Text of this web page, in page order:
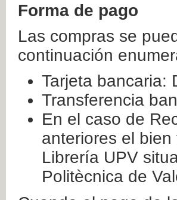
Forma de pago
Las compras se
continuación
Tarjeta bancaria:
Transferencia
En el caso de
anteriores el
Librería UPV
Politècnica de